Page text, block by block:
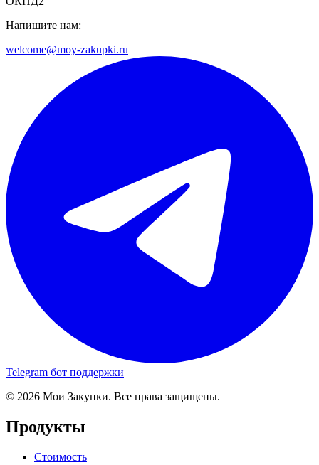
Напишите нам:
welcome@moy-zakupki.ru
Telegram бот поддержки
© 2026 Мои Закупки. Все права защищены.
Продукты
Стоимость